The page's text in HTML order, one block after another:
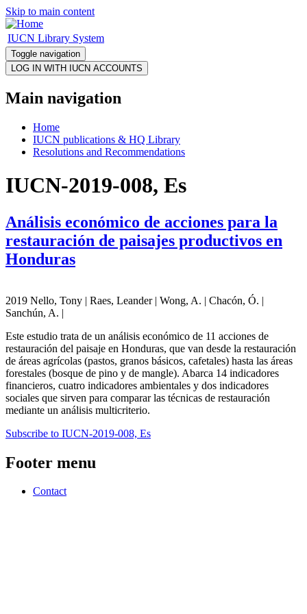
Skip to main content
IUCN Library System
Toggle navigation
Main navigation
Home
IUCN publications & HQ Library
Resolutions and Recommendations
IUCN-2019-008, Es
Análisis económico de acciones para la
restauración de paisajes productivos en
Honduras
2019 Nello, Tony | Raes, Leander | Wong, A. | Chacón, Ó. |
Sanchún, A. |
Este estudio trata de un análisis económico de 11 acciones de
restauración del paisaje en Honduras, que van desde la restauración
de áreas agrícolas (pastos, granos básicos, cafetales) hasta las áreas
forestales (bosque de pino y de mangle). Abarca 14 indicadores
financieros, cuatro indicadores ambientales y dos indicadores
sociales que sirven para comparar las técnicas de restauración
mediante un análisis multicriterio.
Subscribe to IUCN-2019-008, Es
Footer menu
Contact